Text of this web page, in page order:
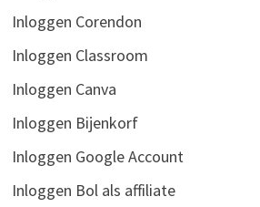
Inloggen Corendon
Inloggen Classroom
Inloggen Canva
Inloggen Bijenkorf
Inloggen Google Account
Inloggen Bol als affiliate